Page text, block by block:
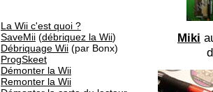
La Wii c'est quoi ?
SaveMii (débriquez la Wii)
Débriquage Wii (par Bonx)
ProgSkeet
Démonter la Wii
Remonter la Wii
Miki